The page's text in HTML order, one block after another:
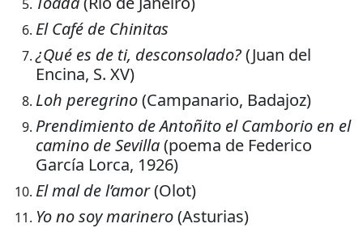
El Café de Chinitas
¿Qué es de ti, desconsolado?(Juan del
Encina, S. XV)
Loh peregrino(Campanario, Badajoz)
Prendimiento de Antoñito el Camborio en el
camino de Sevilla(poema de Federico
García Lorca, 1926)
El mal de l’amor(Olot)
Yo no soy marinero(Asturias)